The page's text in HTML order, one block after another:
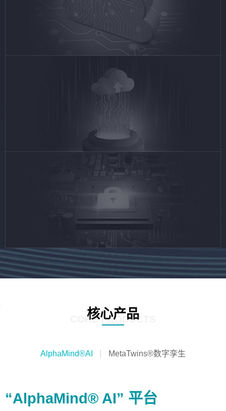
核心产品
CORE PRODUCTS
AlphaMind®AI MetaTwins®数字孪生
“AlphaMind® AI” 平台